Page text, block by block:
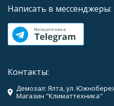
Написать в мессенджеры:
Контакты:
Демозал: Ялта, ул.
Магазин "Климаттехника"